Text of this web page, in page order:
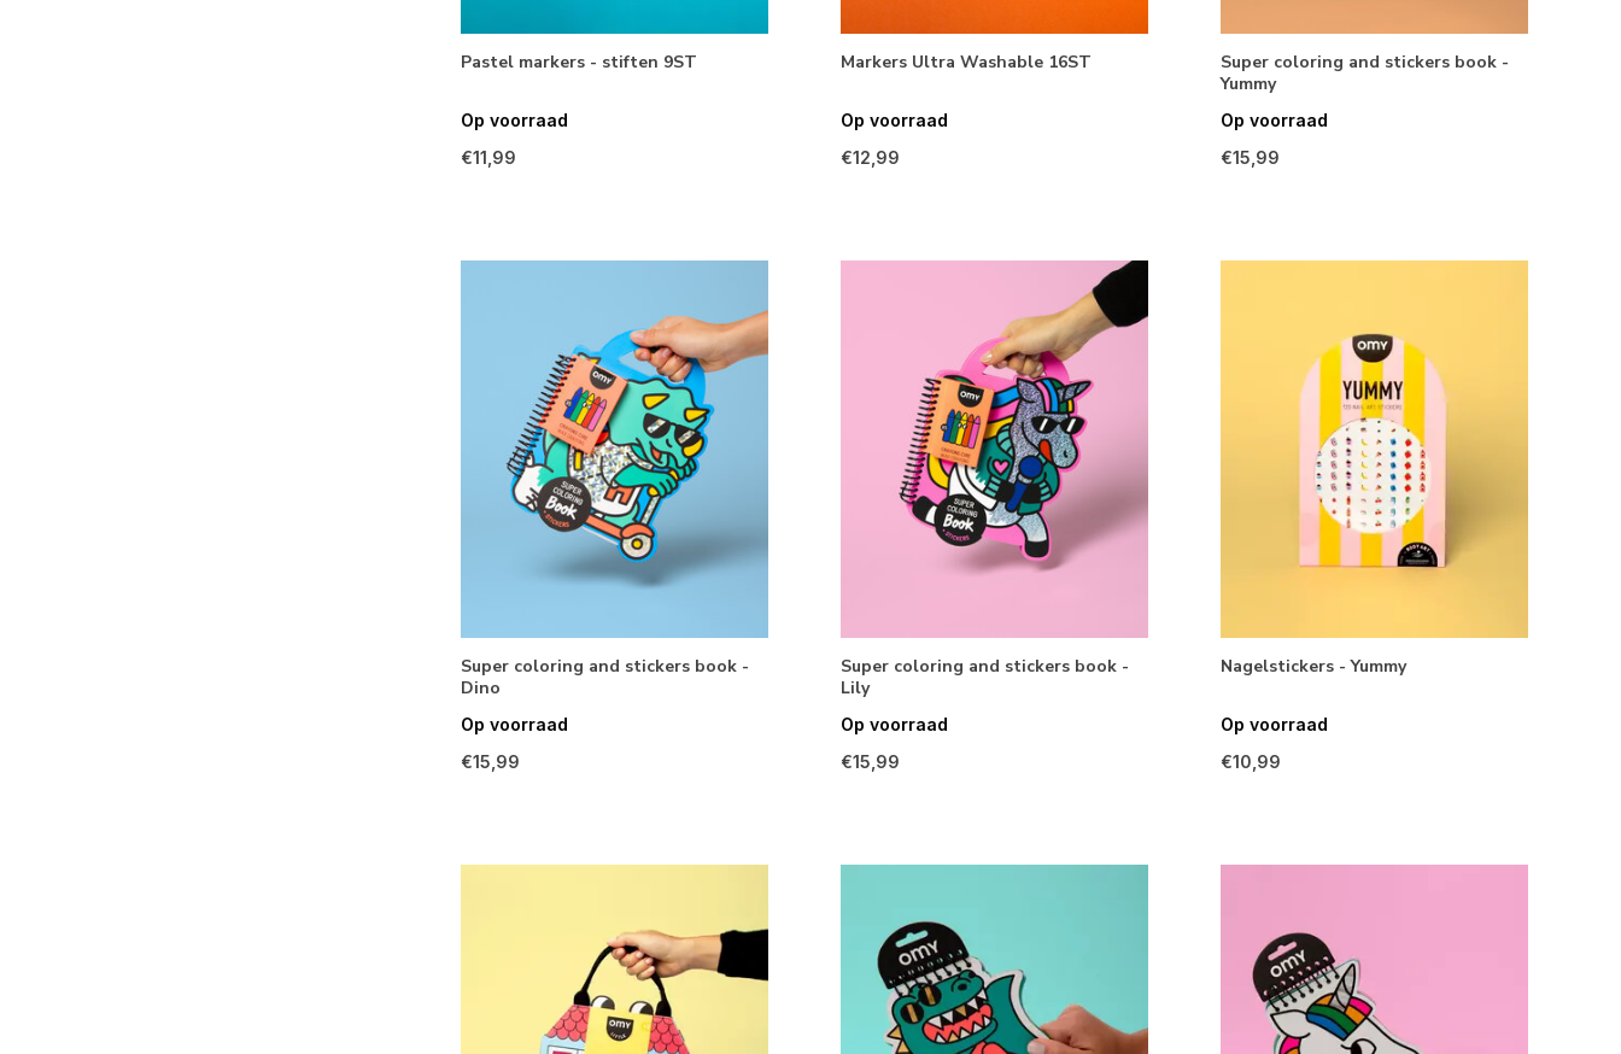
Pastel markers - stiften 9ST
Op voorraad
€11,99
Markers Ultra Washable 16ST
Op voorraad
€12,99
Super coloring and stickers book -
Yummy
Op voorraad
€15,99
Super coloring and stickers book -
Dino
Op voorraad
€15,99
Super coloring and stickers book -
Lily
Op voorraad
€15,99
Nagelstickers - Yummy
Op voorraad
€10,99